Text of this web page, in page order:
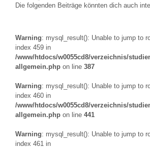
Die folgenden Beiträge könnten dich auch
Warning: mysql_result(): Unable to jump to
index 459 in
/www/htdocs/w0055cd8/verzeichnis/
allgemein.php on line 387
Warning: mysql_result(): Unable to jump to
index 460 in
/www/htdocs/w0055cd8/verzeichnis/
allgemein.php on line 441
Warning: mysql_result(): Unable to jump to
index 461 in